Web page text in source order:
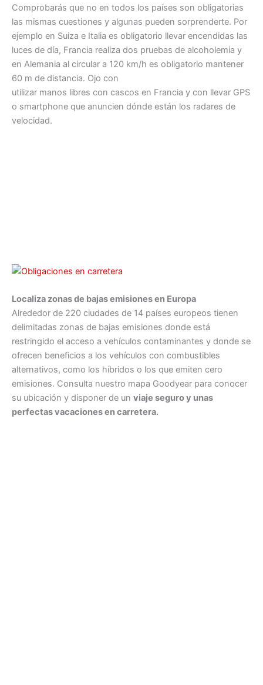
Comprobarás que no en todos los países son obligatorias
las mismas cuestiones y algunas pueden sorprenderte. Por
ejemplo en Suiza e Italia es obligatorio llevar encendidas las
luces de día, Francia realiza dos pruebas de alcoholemia y
en Alemania al circular a 120 km/h es obligatorio mantener
60 m de distancia. Ojo con
utilizar manos libres con cascos en Francia y con llevar GPS
o smartphone que anuncien dónde están los radares de
velocidad.
Localiza zonas de bajas emisiones en Europa
Alrededor de 220 ciudades de 14 países europeos tienen
delimitadas zonas de bajas emisiones donde está
restringido el acceso a vehículos contaminantes y donde se
ofrecen beneficios a los vehículos con combustibles
alternativos, como los híbridos o los que emiten cero
emisiones. Consulta nuestro mapa Goodyear para conocer
su ubicación y disponer de un viaje seguro y unas
perfectas vacaciones en carretera.